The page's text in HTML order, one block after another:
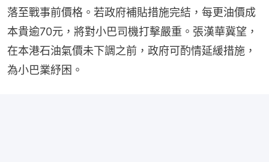
落至戰事前價格。若政府補貼措施完結，每更油價成
本貴逾70元，將對小巴司機打擊嚴重。張漢華冀望，
在本港石油氣價未下調之前，政府可酌情延緩措施，
為小巴業紓困。